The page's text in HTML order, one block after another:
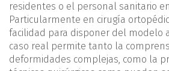
residentes o el personal sanitario
Particularmente en cirugía
facilidad para disponer del modelo
caso real permite tanto la
deformidades complejas, como la